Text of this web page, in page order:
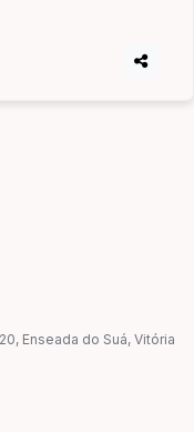
Enseada do Suá, Vitória